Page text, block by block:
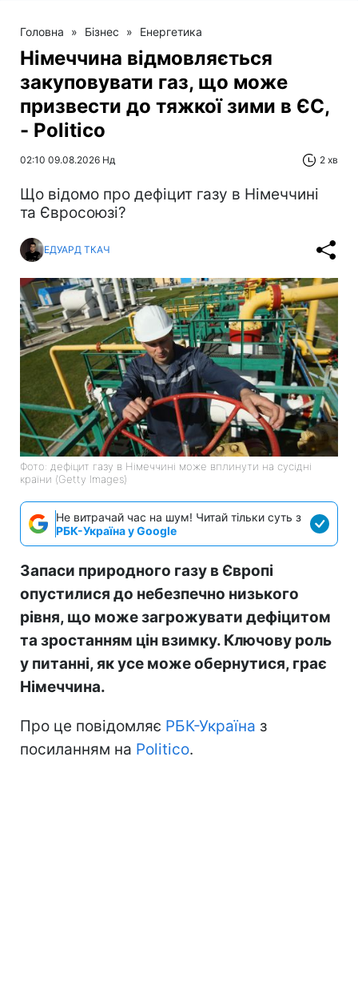
Головна » Бізнес » Енергетика
Німеччина відмовляється
закуповувати газ, що може
призвести до тяжкої зими в ЄС,
- Politico
02:10 09.08.2026 Нд 2 хв
Що відомо про дефіцит газу в Німеччині
та Євросоюзі?
ЕДУАРД ТКАЧ
Фото: дефіцит газу в Німеччині може вплинути на сусідні
країни (Getty Images)
Не витрачай час на шум! Читай тільки суть з
РБК-Україна у Google
Запаси природного газу в Європі
опустилися до небезпечно низького
рівня, що може загрожувати дефіцитом
та зростанням цін взимку. Ключову роль
у питанні, як усе може обернутися, грає
Німеччина.
Про це повідомляє РБК-Україна з
посиланням на Politico.